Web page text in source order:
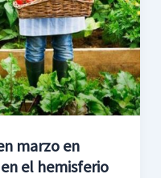
marzo en
el hemisferio